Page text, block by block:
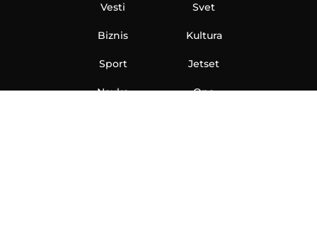
Vesti
Biznis
Sport
Nauka
Svet
Kultura
Jetset
Ona